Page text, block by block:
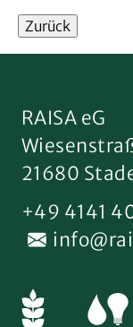
Zurück
RAISA eG
21680
+49 4141